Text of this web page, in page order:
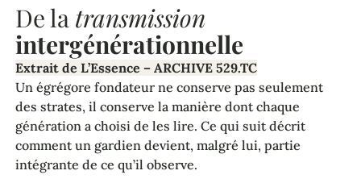
De la transmission
intergénérationnelle
Extrait de L’Essence – ARCHIVE 529.TC
Un égrégore fondateur ne conserve pas seulement
des strates, il conserve la manière dont chaque
génération a choisi de les lire. Ce qui suit décrit
comment un gardien devient, malgré lui, partie
intégrante de ce qu’il observe.